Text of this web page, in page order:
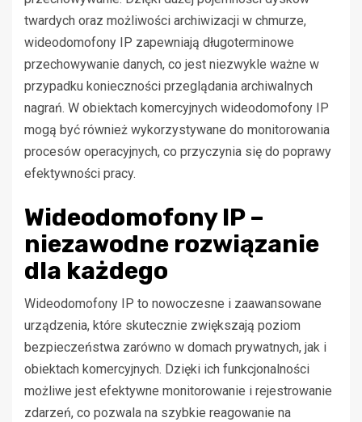
twardych oraz możliwości archiwizacji w chmurze,
wideodomofony IP zapewniają długoterminowe
przechowywanie danych, co jest niezwykle ważne w
przypadku konieczności przeglądania archiwalnych
nagrań. W obiektach komercyjnych wideodomofony IP
mogą być również wykorzystywane do monitorowania
procesów operacyjnych, co przyczynia się do poprawy
efektywności pracy.
Wideodomofony IP –
niezawodne rozwiązanie
dla każdego
Wideodomofony IP to nowoczesne i zaawansowane
urządzenia, które skutecznie zwiększają poziom
bezpieczeństwa zarówno w domach prywatnych, jak i
obiektach komercyjnych. Dzięki ich funkcjonalności
możliwe jest efektywne monitorowanie i rejestrowanie
zdarzeń, co pozwala na szybkie reagowanie na